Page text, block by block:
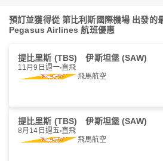
預訂並獲得從 第比利斯國際機場 出發的
Pegasus Airlines 航班優惠
提比里斯 (TBS) 伊斯坦堡 (SAW)
11月9日週一 直飛
飛馬航空
提比里斯 (TBS) 伊斯坦堡 (SAW)
8月14日週五 直飛
飛馬航空